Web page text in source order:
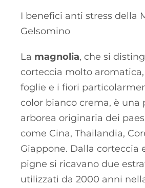
I benefici anti stress della
Gelsomino
La magnolia, che si
corteccia molto
foglie e i fiori
color bianco crema, è una
arborea originaria dei
come Cina, Thailandia,
Giappone. Dalla corteccia
pigne si ricavano due
utilizzati da 2000 anni